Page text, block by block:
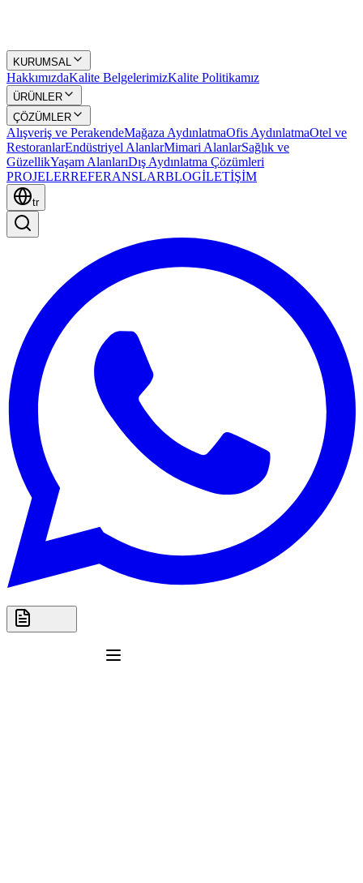
KURUMSAL
HakkımızdaKalite BelgelerimizKalite Politikamız
ÜRÜNLER
ÇÖZÜMLER
Alışveriş ve PerakendeMağaza AydınlatmaOfis AydınlatmaOtel ve
RestoranlarEndüstriyel AlanlarMimari AlanlarSağlık ve
GüzellikYaşam AlanlarıDış Aydınlatma Çözümleri
PROJELERREFERANSLARBLOGİLETİŞİM
tr